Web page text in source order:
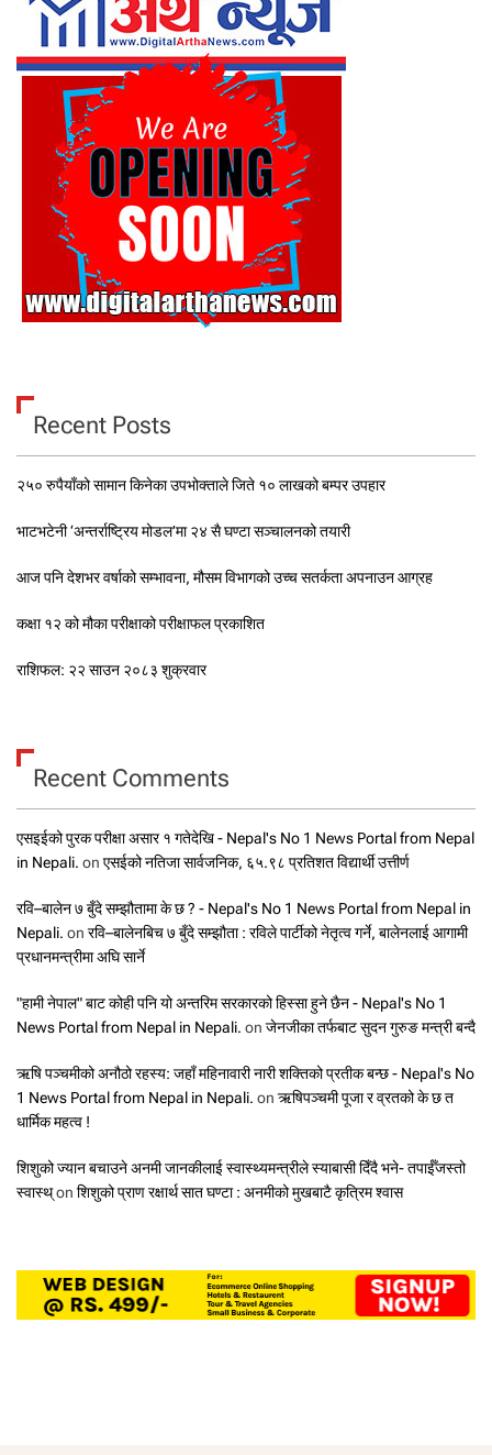
Recent Posts
२५० रुपैयाँको सामान किनेका उपभोक्ताले जिते १० लाखको बम्पर उपहार
भाटभटेनी ‘अन्तर्राष्ट्रिय मोडल’मा २४ सै घण्टा सञ्चालनको तयारी
आज पनि देशभर वर्षाको सम्भावना, मौसम विभागको उच्च सतर्कता अपनाउन आग्रह
कक्षा १२ को मौका परीक्षाको परीक्षाफल प्रकाशित
राशिफल: २२ साउन २०८३ शुक्रवार
Recent Comments
एसइईको पुरक परीक्षा असार १ गतेदेखि - Nepal's No 1 News Portal from Nepal
in Nepali. on एसईको नतिजा सार्वजनिक, ६५.९८ प्रतिशत विद्यार्थी उत्तीर्ण
रवि–बालेन ७ बुँदे सम्झौतामा के छ ? - Nepal's No 1 News Portal from Nepal in
Nepali. on रवि–बालेनबिच ७ बुँदे सम्झौता : रविले पार्टीको नेतृत्व गर्ने, बालेनलाई आगामी
प्रधानमन्त्रीमा अघि सार्ने
"हामी नेपाल" बाट कोही पनि यो अन्तरिम सरकारको हिस्सा हुने छैन - Nepal's No 1
News Portal from Nepal in Nepali. on जेनजीका तर्फबाट सुदन गुरुङ मन्त्री बन्दै
ऋषि पञ्चमीको अनौठो रहस्य: जहाँ महिनावारी नारी शक्तिको प्रतीक बन्छ - Nepal's No
1 News Portal from Nepal in Nepali. on ऋषिपञ्चमी पूजा र व्रतको के छ त
धार्मिक महत्व !
शिशुको ज्यान बचाउने अनमी जानकीलाई स्वास्थ्यमन्त्रीले स्याबासी दिँदै भने- तपाईँजस्तो
स्वास्थ्on शिशुको प्राण रक्षार्थ सात घण्टा : अनमीको मुखबाटै कृत्रिम श्वास